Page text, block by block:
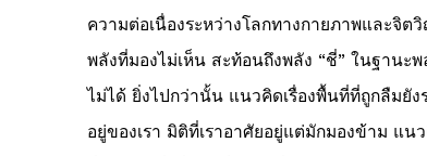
ความต่อเนื่องระหว่างโลกทางกายภาพและจิ
พลังที่มองไม่เห็น สะท้อนถึงพลัง “ชี่” ในฐานะ
ไม่ได้ ยิ่งไปกว่านั้น แนวคิดเรื่องพื้นที่ที่ถูกลืมยั
อยู่ของเรา มิติที่เราอาศัยอยู่แต่มักมองข้าม แ